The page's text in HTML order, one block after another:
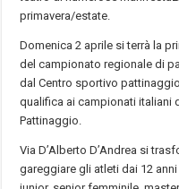
primavera/estate.
Domenica 2 aprile si terrà la
del campionato regionale di
dal Centro sportivo
qualifica ai campionati italiani
Pattinaggio.
Via D’Alberto D’Andrea si
gareggiare gli atleti dai 12